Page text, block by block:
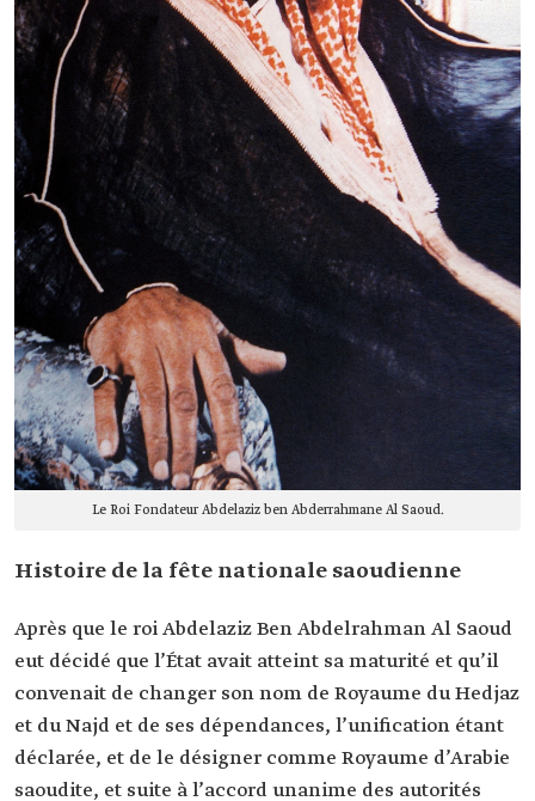
Le Roi Fondateur Abdelaziz ben Abderrahmane Al Saoud.
Histoire de la fête nationale saoudienne
Après que le roi Abdelaziz Ben Abdelrahman Al Saoud
eut décidé que l’État avait atteint sa maturité et qu’il
convenait de changer son nom de Royaume du Hedjaz
et du Najd et de ses dépendances, l’unification étant
déclarée, et de le désigner comme Royaume d’Arabie
saoudite, et suite à l’accord unanime des autorités